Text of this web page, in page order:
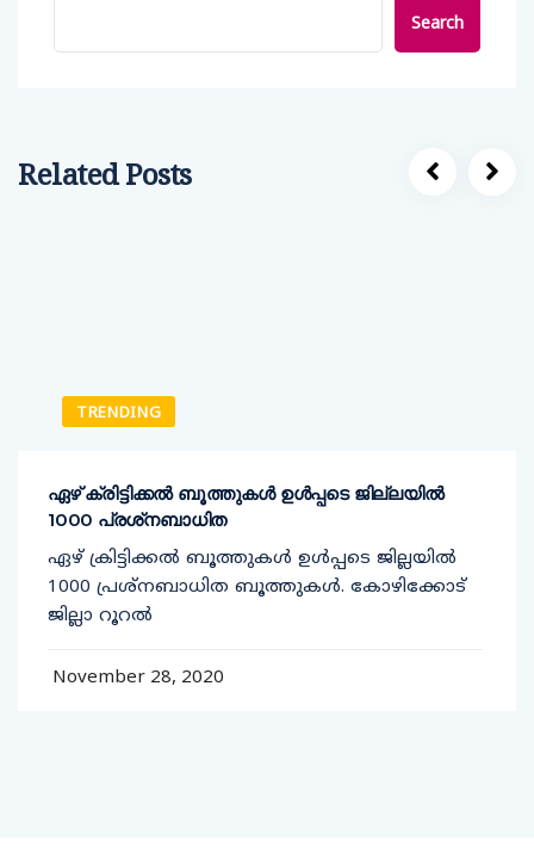
Search
Related Posts
TRENDING
ഏഴ് ക്രിട്ടിക്കല്‍ ബൂത്തുകള്‍ ഉള്‍പ്പടെ ജില്ലയില്‍
1000 പ്രശ്‌നബാധിത
ഏഴ് ക്രിട്ടിക്കല്‍ ബൂത്തുകള്‍ ഉള്‍പ്പടെ ജില്ലയില്‍
1000 പ്രശ്‌നബാധിത ബൂത്തുകള്‍. കോഴിക്കോട്
ജില്ലാ റൂറല്‍
November 28, 2020